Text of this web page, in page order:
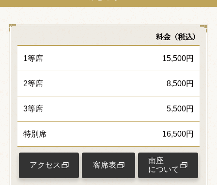
料金（税込）
1等席 15,500円
2等席 8,500円
3等席 5,500円
特別席 16,500円
アクセス 客席表
南座
について